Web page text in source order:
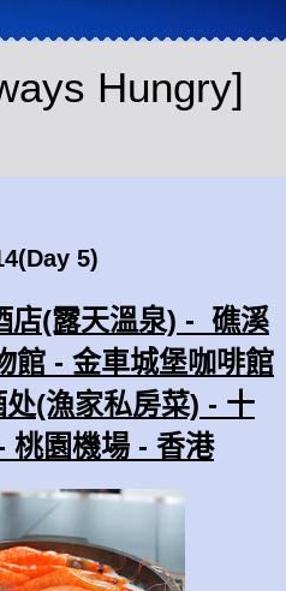
Hungry]
5)
店(露天溫泉) - 礁溪
館 - 金車城堡咖啡館
(漁家私房菜) - 十
桃園機場 - 香港